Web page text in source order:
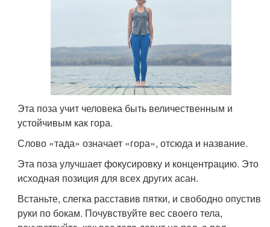
Эта поза учит человека быть величественным и
устойчивым как гора.
Слово «тада» означает «гора», отсюда и название.
Эта поза улучшает фокусировку и концентрацию. Это
исходная позиция для всех других асан.
Встаньте, слегка расставив пятки, и свободно опустив
руки по бокам. Почувствуйте вес своего тела,